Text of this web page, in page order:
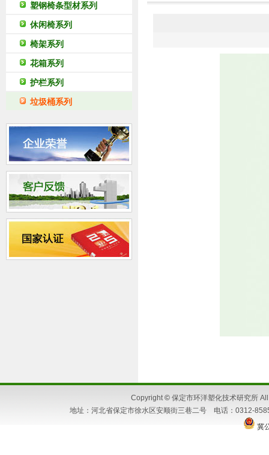
塑钢椅条型材系列
休闲椅系列
椅架系列
花箱系列
护栏系列
垃圾桶系列
Copyright©保定市环洋塑化技术研究所
地址：河北省保定市徐水区安顺街三巷二号 电话：0312-
冀